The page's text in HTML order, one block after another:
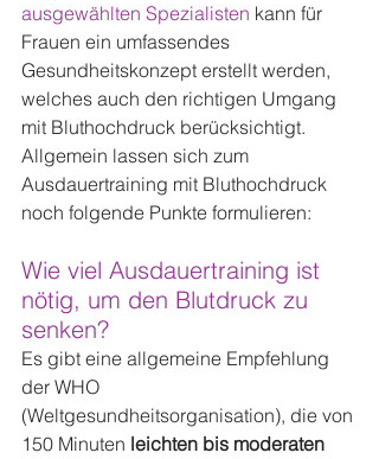
ausgewählten Spezialisten kann für
Frauen ein umfassendes
Gesundheitskonzept erstellt werden,
welches auch den richtigen Umgang
mit Bluthochdruck berücksichtigt.
Allgemein lassen sich zum
Ausdauertraining mit Bluthochdruck
noch folgende Punkte formulieren:
Wie viel Ausdauertraining ist
nötig, um den Blutdruck zu
senken?
Es gibt eine allgemeine Empfehlung
der WHO
(Weltgesundheitsorganisation), die von
150 Minuten leichten bis moderaten